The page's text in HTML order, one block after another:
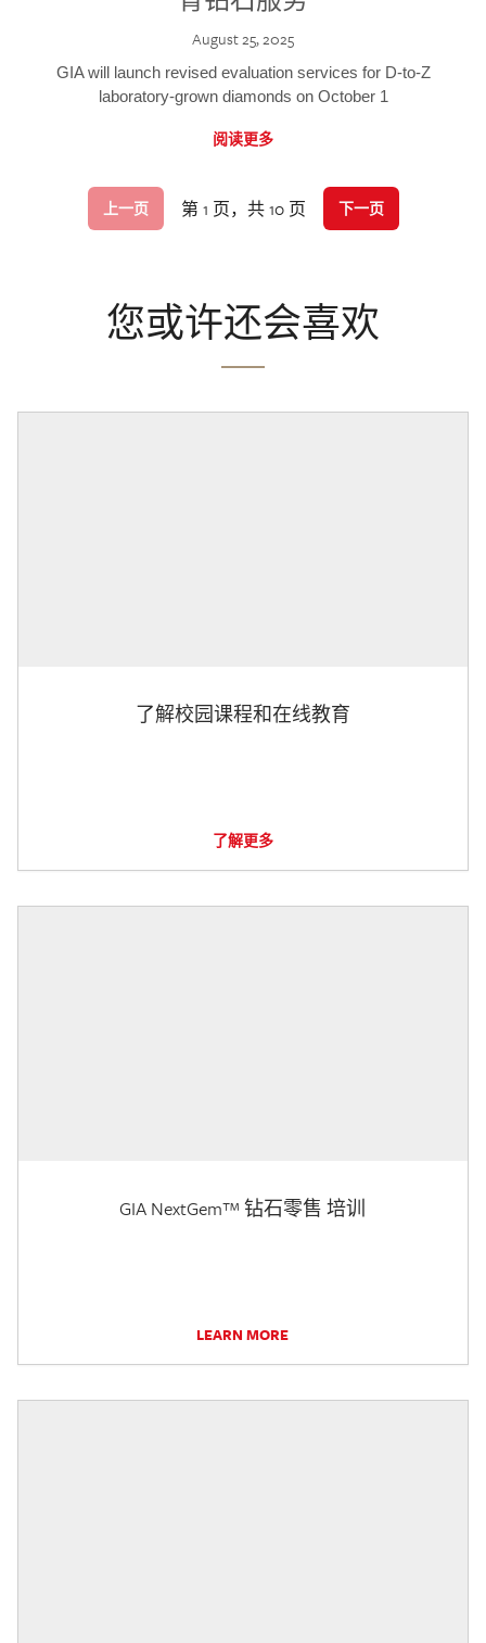
August 25, 2025
GIA will launch revised evaluation services for D-to-Z
laboratory-grown diamonds on October 1
阅读更多
上一页 第 1 页，共 10 页 下一页
您或许还会喜欢
了解校园课程和在线教育
了解更多
GIA NextGem™ 钻石零售 培训
LEARN MORE